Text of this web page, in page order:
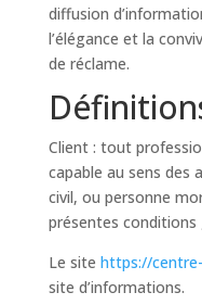
diffusion
l’élégance et la
de réclame.
Client : tout
capable au sens des
civil, ou personne
présentes conditions
Le site https://
site d’informations.